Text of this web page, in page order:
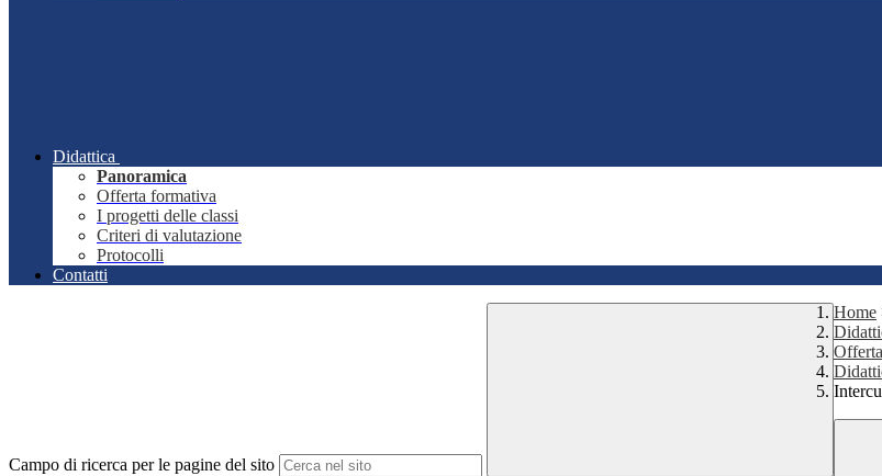
Didattica
Panoramica
Offerta formativa
I progetti delle classi
Criteri di valutazione
Protocolli
Contatti
Campo di ricerca per le pagine del sito
Home